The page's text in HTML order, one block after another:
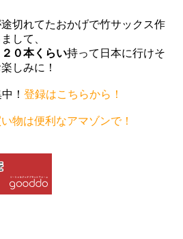
切れてたおかげで竹サックス作
して、
０本くらい持って日本に行けそ
しみに！
中！登録はこちらから！
物は便利なアマゾンで！